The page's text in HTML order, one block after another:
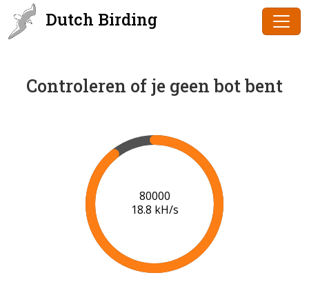
Dutch Birding
Controleren of je geen bot bent
81000
18.6 kH/s